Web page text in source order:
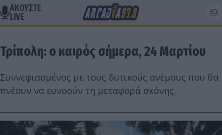
ΑΚΟΥΣΤΕ
LIVE
Τρίπολη: ο καιρός σήμερα, 24 Μαρτίου
Συννεφιασμένος με τους δυτικούς ανέμους που θα
πνέουν να ευνοούν τη μεταφορά σκόνης.